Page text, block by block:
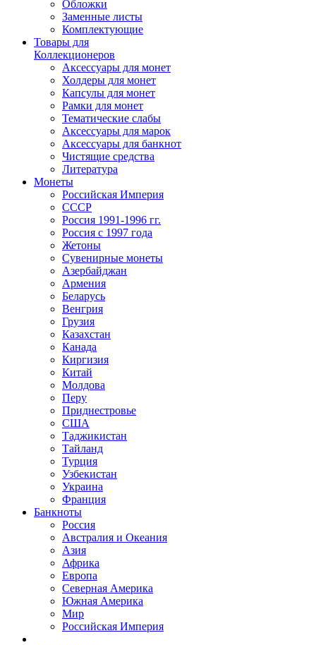
Обложки
Заменные листы
Комплектующие
Товары для
Коллекционеров
Аксессуары для монет
Холдеры для монет
Капсулы для монет
Рамки для монет
Тематические слабы
Аксессуары для марок
Аксессуары для банкнот
Чистящие средства
Литература
Монеты
Российская Империя
СССР
Россия 1991-1996 гг.
Россия с 1997 года
Жетоны
Сувенирные монеты
Азербайджан
Армения
Беларусь
Венгрия
Грузия
Казахстан
Канада
Киргизия
Китай
Молдова
Перу
Приднестровье
США
Таджикистан
Тайланд
Турция
Узбекистан
Украина
Франция
Банкноты
Россия
Австралия и Океания
Азия
Африка
Европа
Северная Америка
Южная Америка
Мир
Российская Империя